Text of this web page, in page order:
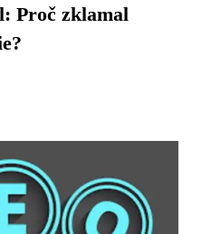
Proč zklamal